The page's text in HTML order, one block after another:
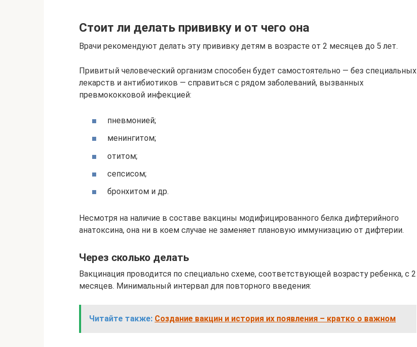
Стоит ли делать прививку и от чего она
Врачи рекомендуют делать эту прививку детям в возрасте от 2 месяцев до 5 лет.
Привитый человеческий организм способен будет самостоятельно — без специальных
лекарств и антибиотиков — справиться с рядом заболеваний, вызванных
превмококковой инфекцией:
пневмонией;
менингитом;
отитом;
сепсисом;
бронхитом и др.
Несмотря на наличие в составе вакцины модифицированного белка дифтерийного
анатоксина, она ни в коем случае не заменяет плановую иммунизацию от дифтерии.
Через сколько делать
Вакцинация проводится по специально схеме, соответствующей возрасту ребенка, с 2
месяцев. Минимальный интервал для повторного введения:
Читайте также: Создание вакцин и история их появления – кратко о важном